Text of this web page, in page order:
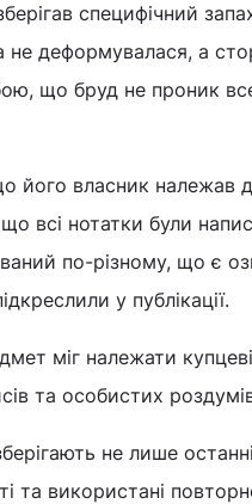
специфічний
деформувалася, а
що бруд не проник
його власник належав
всі нотатки були
по-різному, що є
у публікації.
міг належати
та особистих
не лише
та використані